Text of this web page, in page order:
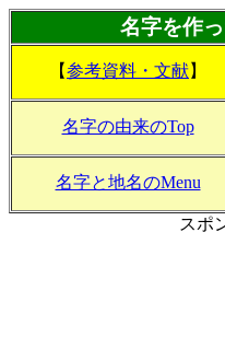
名字を作
【参考資料・文献】
名字の由来のTop
名字と地名のMenu
スポ